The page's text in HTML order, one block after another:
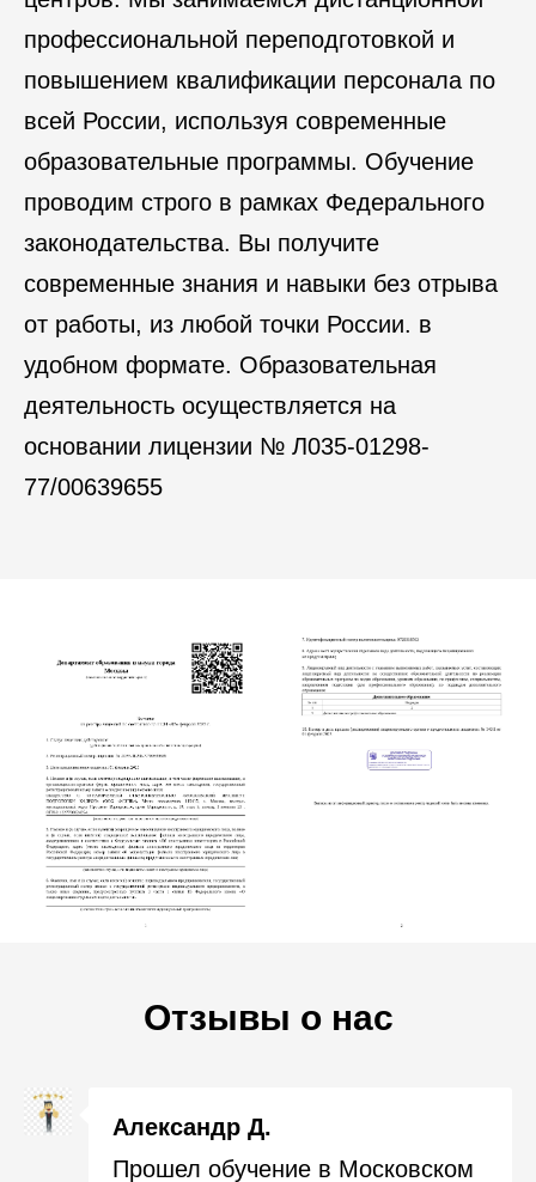
профессиональной переподготовкой и
повышением квалификации персонала по
всей России, используя современные
образовательные программы. Обучение
проводим строго в рамках Федерального
законодательства. Вы получите
современные знания и навыки без отрыва
от работы, из любой точки России. в
удобном формате. Образовательная
деятельность осуществляется на
основании лицензии № Л035-01298-
77/00639655
Отзывы о нас
Александр Д.
Прошел обучение в Московском